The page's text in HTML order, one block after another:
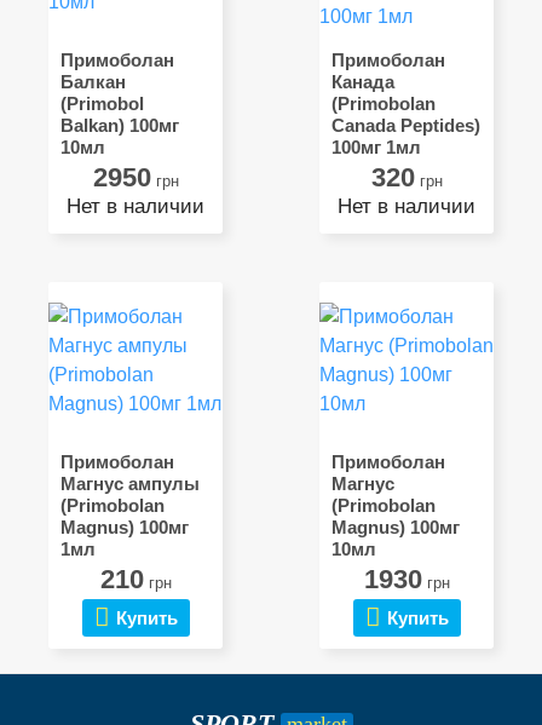
Примоболан
Балкан
(Primobol
Balkan) 100мг
10мл
2950грн
Нет в наличии
Примоболан
Канада
(Primobolan
Canada Peptides)
100мг 1мл
320грн
Нет в наличии
Примоболан
Магнус ампулы
(Primobolan
Magnus) 100мг
1мл
210грн
Купить
Примоболан
Магнус
(Primobolan
Magnus) 100мг
10мл
1930грн
Купить